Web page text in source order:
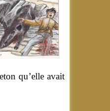
qu’elle avait